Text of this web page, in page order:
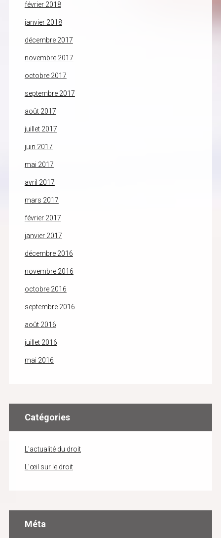
février 2018
janvier 2018
décembre 2017
novembre 2017
octobre 2017
septembre 2017
août 2017
juillet 2017
juin 2017
mai 2017
avril 2017
mars 2017
février 2017
janvier 2017
décembre 2016
novembre 2016
octobre 2016
septembre 2016
août 2016
juillet 2016
mai 2016
Catégories
L'actualité du droit
L'œil sur le droit
Méta